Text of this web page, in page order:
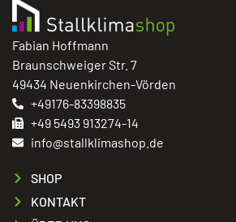
Fabian Hoffmann
Braunschweiger Str. 7
49434 Neuenkirchen-Vörden
+49176-83398835
+49 5493 913274-14
info@stallklimashop.de
SHOP
KONTAKT